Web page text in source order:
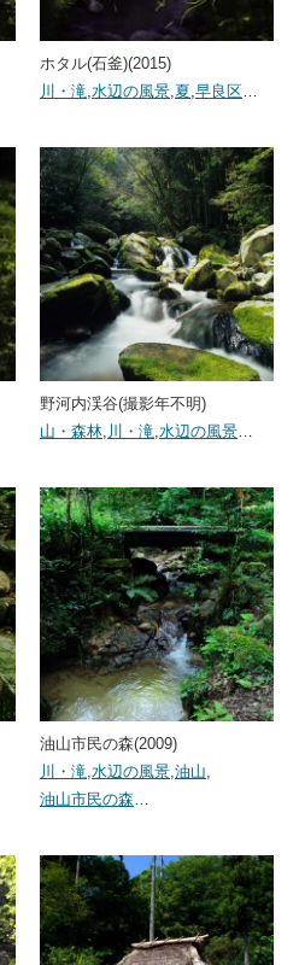
ホタル(石釜)(2015)
川・滝,水辺の風景,夏,早良区…
野河内渓谷(撮影年不明)
山・森林, 川・滝,水辺の風景…
油山市民の森(2009)
川・滝,水辺の風景,油山,
油山市民の森…